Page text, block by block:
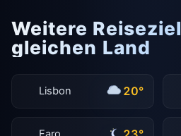
Weitere
gleichen Land
Lisbon 20°